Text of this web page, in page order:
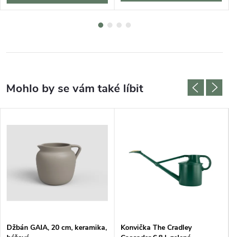
Džbán GAIA, 20 cm, keramika,
Konvička The Cradley